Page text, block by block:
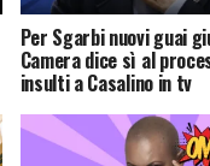
Per Sgarbi nuovi guai
Camera dice sì al
insulti a Casalino in tv